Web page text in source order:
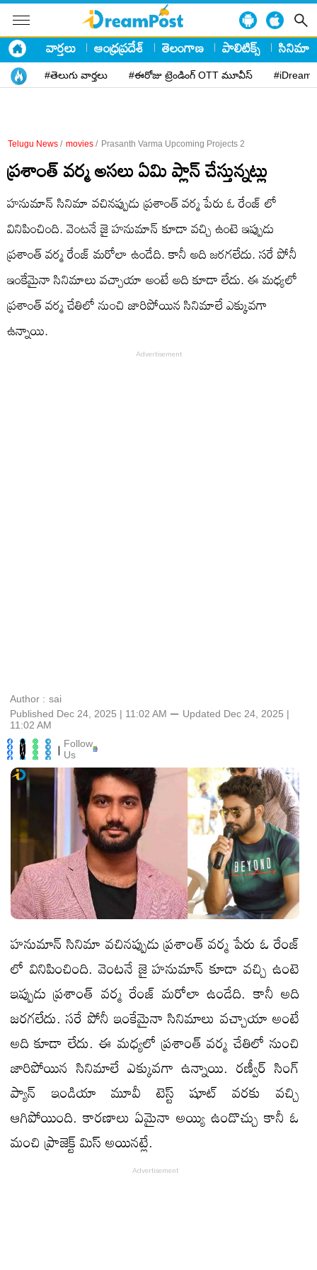
వార్తలు ఆంధ్రప్రదేశ్ తెలంగాణ పాలిటిక్స్ సినిమా
#తెలుగు వార్తలు #ఈరోజు ట్రెండింగ్ OTT మూవీస్
Telugu News / movies / Prasanth Varma Upcoming Projects 2
ప్రశాంత్ వర్మ అసలు ఏమి ప్లాన్ చేస్తున్నట్లు
హనుమాన్ సినిమా వచినప్పుడు ప్రశాంత్ వర్మ పేరు ఓ రేంజ్ లో
వినిపించింది. వెంటనే జై హనుమాన్ కూడా వచ్చి ఉంటె ఇప్పుడు
ప్రశాంత్ వర్మ రేంజ్ మరోలా ఉండేది. కానీ అది జరగలేదు. సరే పోనీ
ఇంకేమైనా సినిమాలు వచ్చాయా అంటే అది కూడా లేదు. ఈ మధ్యలో
ప్రశాంత్ వర్మ చేతిలో నుంచి జారిపోయిన సినిమాలే ఎక్కువగా
ఉన్నాయి.
Author : sai
Published Dec 24, 2025 | 11:02 AM ⚊ Updated Dec 24, 2025 |
11:02 AM
| Follow
Us
హనుమాన్ సినిమా వచినప్పుడు ప్రశాంత్ వర్మ పేరు ఓ రేంజ్
లో వినిపించింది. వెంటనే జై హనుమాన్ కూడా వచ్చి ఉంటె
ఇప్పుడు ప్రశాంత్ వర్మ రేంజ్ మరోలా ఉండేది. కానీ అది
జరగలేదు. సరే పోనీ ఇంకేమైనా సినిమాలు వచ్చాయా అంటే
అది కూడా లేదు. ఈ మధ్యలో ప్రశాంత్ వర్మ చేతిలో నుంచి
జారిపోయిన సినిమాలే ఎక్కువగా ఉన్నాయి. రణ్వీర్ సింగ్
ప్యాన్ ఇండియా మూవీ టెస్ట్ షూట్ వరకు వచ్చి
ఆగిపోయింది. కారణాలు ఏమైనా అయ్యి ఉండొచ్చు కానీ ఓ
మంచి ప్రాజెక్ట్ మిస్ అయినట్లే.